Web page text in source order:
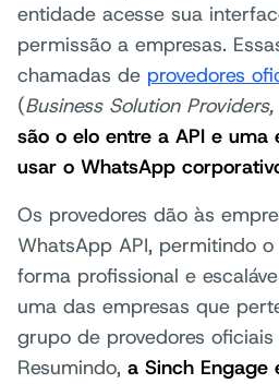
entidade acesse sua
permissão a empresas.
chamadas de provedores
(Business Solution Providers,
são o elo entre a API e uma
usar o WhatsApp
Os provedores dão às
WhatsApp API, permitindo
forma profissional e
uma das empresas que
grupo de provedores
Resumindo, a Sinch Engage